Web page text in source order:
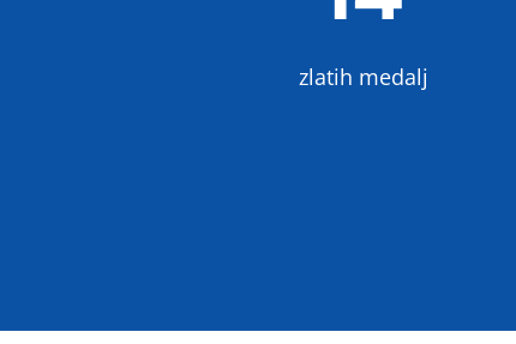
zlatih medalj